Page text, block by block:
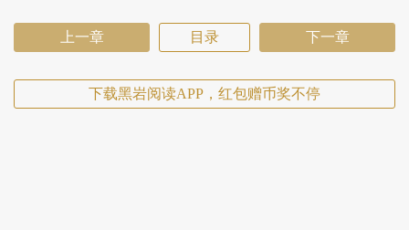
上一章 目录 下一章
下载黑岩阅读APP，红包赠币奖不停